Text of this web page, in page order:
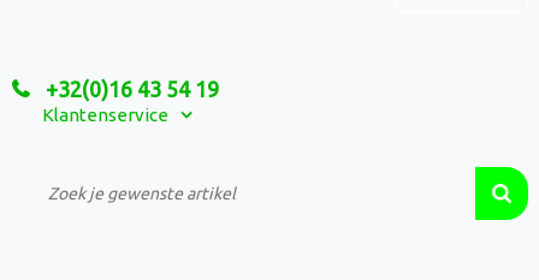
+32(0)16 43 54 19
Klantenservice
Relatiegeschenken
Custom Made Projecten